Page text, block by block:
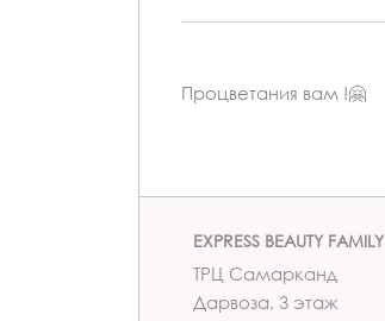
Процветания вам !🤗
EXPRESS BEAUTY FAMILY
ТРЦ Самарканд
Дарвоза, 3 этаж